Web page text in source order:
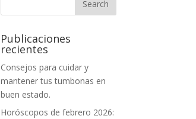
Publicaciones
recientes
Consejos para cuidar y
mantener tus tumbonas en
buen estado.
Horóscopos de febrero 2026: